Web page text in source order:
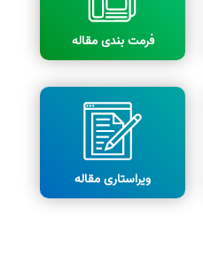
فرمت بندی مقاله
ویراستاری مقاله